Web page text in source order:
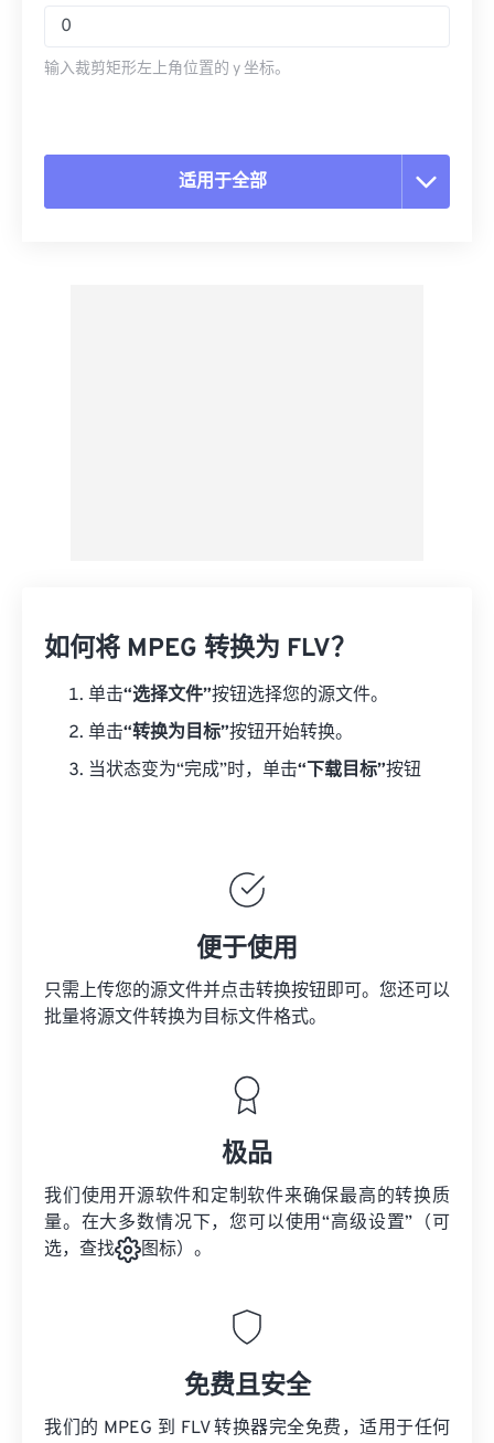
输入裁剪矩形左上角位置的 y 坐标。
适用于全部
如何将 MPEG 转换为 FLV？
单击“选择文件”按钮选择您的源文件。
单击“转换为目标”按钮开始转换。
当状态变为“完成”时，单击“下载目标”按钮
便于使用
只需上传您的源文件并点击转换按钮即可。您还可以
批量将源文件转换为目标文件格式。
极品
我们使用开源软件和定制软件来确保最高的转换质
量。在大多数情况下，您可以使用“高级设置”（可
选，查找
图标）。
免费且安全
我们的 MPEG 到 FLV 转换器完全免费，适用于任何